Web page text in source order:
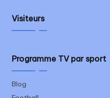
Visiteurs
Programme TV par sport
Blog